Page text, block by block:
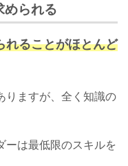
められる
れることがほとんど
りますが、全く知識の
ーは最低限のスキルを